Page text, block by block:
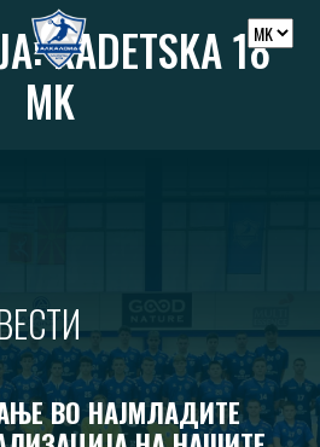
KADETSKA 18
MK
ВО НАЈМЛАДИТЕ